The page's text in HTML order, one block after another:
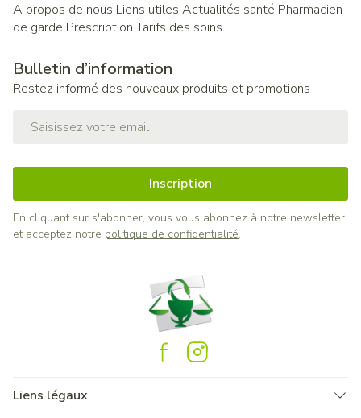
A propos de nous Liens utiles Actualités santé Pharmacien
de garde Prescription Tarifs des soins
Bulletin d’information
Restez informé des nouveaux produits et promotions
Inscription
En cliquant sur s'abonner, vous vous abonnez à notre newsletter
et acceptez notre politique de confidentialité.
Liens légaux